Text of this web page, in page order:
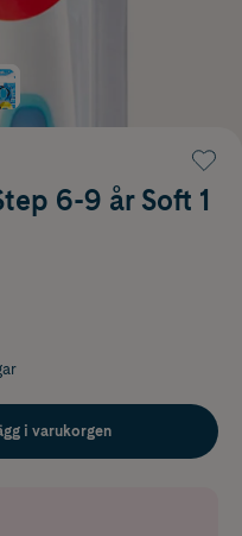
6-9 år Soft 1
i varukorgen